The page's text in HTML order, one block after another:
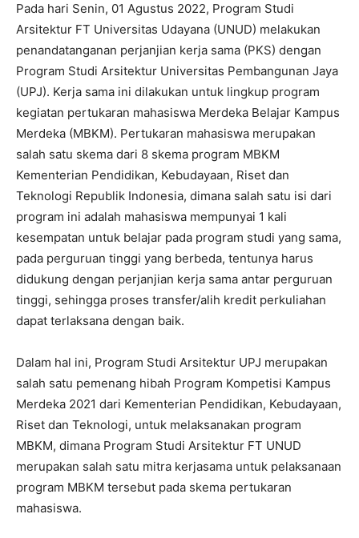
Pada hari Senin, 01 Agustus 2022, Program Studi
Arsitektur FT Universitas Udayana (UNUD) melakukan
penandatanganan perjanjian kerja sama (PKS) dengan
Program Studi Arsitektur Universitas Pembangunan Jaya
(UPJ). Kerja sama ini dilakukan untuk lingkup program
kegiatan pertukaran mahasiswa Merdeka Belajar Kampus
Merdeka (MBKM). Pertukaran mahasiswa merupakan
salah satu skema dari 8 skema program MBKM
Kementerian Pendidikan, Kebudayaan, Riset dan
Teknologi Republik Indonesia, dimana salah satu isi dari
program ini adalah mahasiswa mempunyai 1 kali
kesempatan untuk belajar pada program studi yang sama,
pada perguruan tinggi yang berbeda, tentunya harus
didukung dengan perjanjian kerja sama antar perguruan
tinggi, sehingga proses transfer/alih kredit perkuliahan
dapat terlaksana dengan baik.
Dalam hal ini, Program Studi Arsitektur UPJ merupakan
salah satu pemenang hibah Program Kompetisi Kampus
Merdeka 2021 dari Kementerian Pendidikan, Kebudayaan,
Riset dan Teknologi, untuk melaksanakan program
MBKM, dimana Program Studi Arsitektur FT UNUD
merupakan salah satu mitra kerjasama untuk pelaksanaan
program MBKM tersebut pada skema pertukaran
mahasiswa.